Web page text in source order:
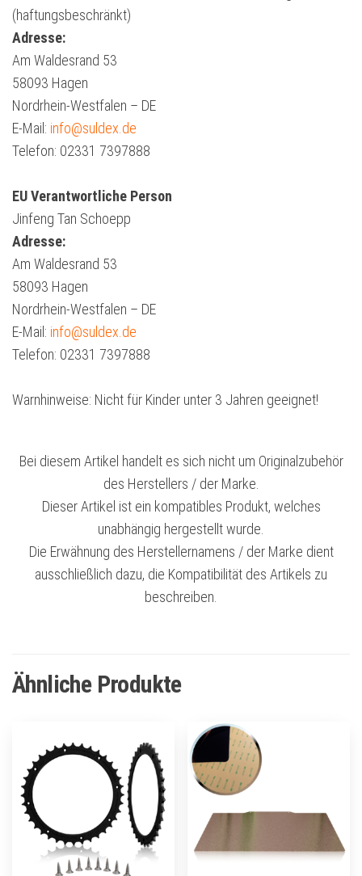
(haftungsbeschränkt)
Adresse:
Am Waldesrand 53
58093 Hagen
Nordrhein-Westfalen – DE
E-Mail: info@suldex.de
Telefon: 02331 7397888
EU Verantwortliche Person
Jinfeng Tan Schoepp
Adresse:
Am Waldesrand 53
58093 Hagen
Nordrhein-Westfalen – DE
E-Mail: info@suldex.de
Telefon: 02331 7397888
Warnhinweise: Nicht für Kinder unter 3 Jahren geeignet!
Bei diesem Artikel handelt es sich nicht um Originalzubehör
des Herstellers / der Marke.
Dieser Artikel ist ein kompatibles Produkt, welches
unabhängig hergestellt wurde.
Die Erwähnung des Herstellernamens / der Marke dient
ausschließlich dazu, die Kompatibilität des Artikels zu
beschreiben.
Ähnliche Produkte